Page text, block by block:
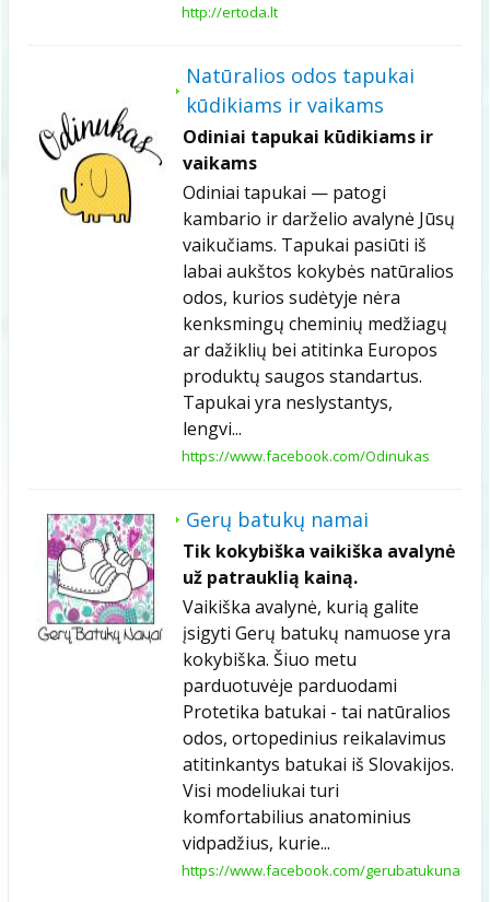
http://ertoda.lt
Natūralios odos tapukai
kūdikiams ir vaikams
Odiniai tapukai kūdikiams ir
vaikams
Odiniai tapukai — patogi
kambario ir darželio avalynė Jūsų
vaikučiams. Tapukai pasiūti iš
labai aukštos kokybės natūralios
odos, kurios sudėtyje nėra
kenksmingų cheminių medžiagų
ar dažiklių bei atitinka Europos
produktų saugos standartus.
Tapukai yra neslystantys,
lengvi...
https://www.facebook.com/Odinukas
Gerų batukų namai
Tik kokybiška vaikiška avalynė
už patrauklią kainą.
Vaikiška avalynė, kurią galite
įsigyti Gerų batukų namuose yra
kokybiška. Šiuo metu
parduotuvėje parduodami
Protetika batukai - tai natūralios
odos, ortopedinius reikalavimus
atitinkantys batukai iš Slovakijos.
Visi modeliukai turi
komfortabilius anatominius
vidpadžius, kurie...
https://www.facebook.com/